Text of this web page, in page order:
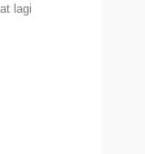
lagi